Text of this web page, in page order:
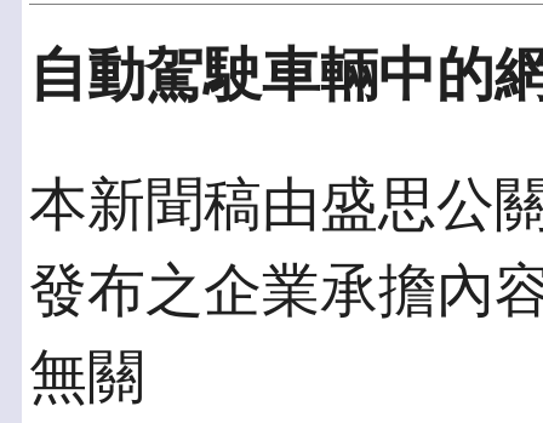
自動駕駛車輛中的
本新聞稿由盛思公
發布之企業承擔內
無關